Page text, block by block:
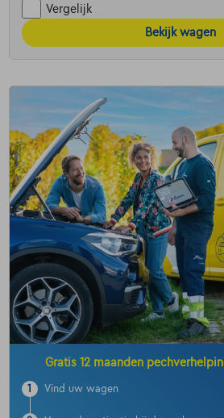
Vergelijk
Bekijk wagen
Gratis 12 maanden
1 Vind uw wagen